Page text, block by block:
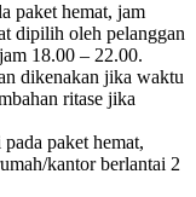
paket hemat, jam
dipilih oleh pelanggan
18.00 – 22.00.
dikenakan jika waktu
ritase jika
paket hemat,
kantor berlantai 2